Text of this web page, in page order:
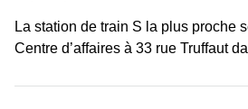
La station de train S la plus proche
Centre d’affaires à 33 rue Truffaut